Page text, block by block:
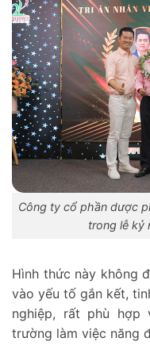
Công ty cổ phần dược
trong lễ kỷ
Hình thức này không
vào yếu tố gắn kết,
nghiệp, rất phù
trường làm việc năng